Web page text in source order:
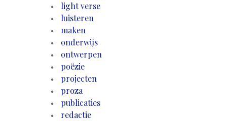
light verse
luisteren
maken
onderwijs
ontwerpen
poëzie
projecten
proza
publicaties
redactie